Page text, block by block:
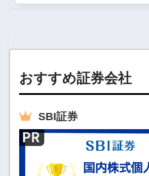
おすすめ証券会社
SBI証券